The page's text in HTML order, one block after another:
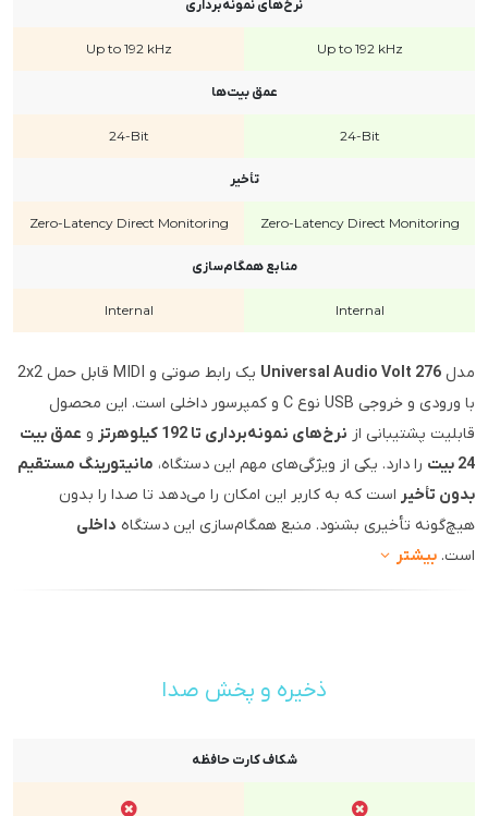
نرخ‌های نمونه‌برداری
Up to 192 kHz
Up to 192 kHz
عمق بیت‌ها
24-Bit
24-Bit
تأخیر
Zero-Latency Direct Monitoring
Zero-Latency Direct Monitoring
منابع همگام‌سازی
Internal
Internal
مدل Universal Audio Volt 276
یک رابط صوتی و MIDI قابل حمل 2x2
با ورودی و خروجی USB نوع C و کمپرسور داخلی است. این محصول
قابلیت پشتیبانی از نرخ‌های نمونه‌برداری تا 192 کیلوهرتز و عمق بیت
24 بیت
را دارد. یکی از ویژگی‌های مهم این دستگاه، مانیتورینگ مستقیم
بدون تأخیر است که به کاربر این امکان را می‌دهد تا صدا را بدون
هیچ‌گونه تأخیری بشنود. منبع همگام‌سازی این دستگاه داخلی
است. بیشتر
ذخیره و پخش صدا
شکاف کارت حافظه